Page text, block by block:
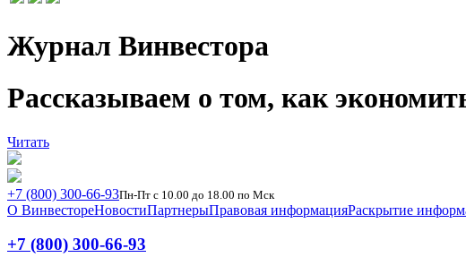
Журнал Винвестора
Рассказываем о том, как
Читать
+7 (800) 300-66-93Пн-Пт с 10.00 до 18.00 по Мск
О ВинвестореНовостиПартнерыПравовая информацияРаскрытие
+7 (800) 300-66-93